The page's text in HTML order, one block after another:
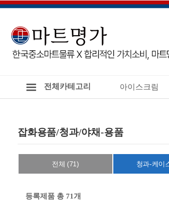
전체카테고리 아이스크림
잡화용품/청과/야채-용품
전체 (71) 청과-케이
등록제품 총 71개